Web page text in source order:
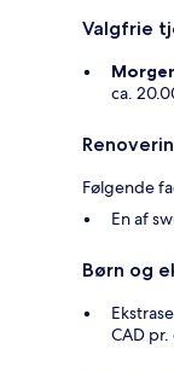
Valgfrie
ca.
Følgende
En af
Børn og
CAD pr.